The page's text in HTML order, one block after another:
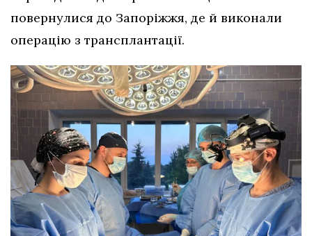
повернулися до Запоріжжя, де й виконали
операцію з трансплантації.